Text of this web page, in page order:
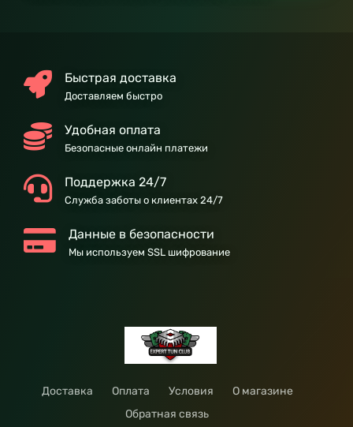
Быстрая доставка
Доставляем быстро
Удобная оплата
Безопасные онлайн платежи
Поддержка 24/7
Служба заботы о клиентах 24/7
Данные в безопасности
Мы используем SSL шифрование
Доставка Оплата Условия
О магазине
Обратная связь